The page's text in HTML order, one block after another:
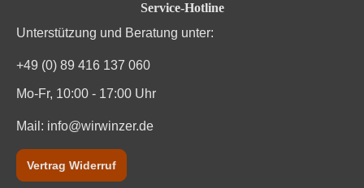
Service-Hotline
Unterstützung und Beratung unter:
+49 (0) 89 416 137 060
Mo-Fr, 10:00 - 17:00 Uhr
Mail: info@wirwinzer.de
Vertrag Widerruf